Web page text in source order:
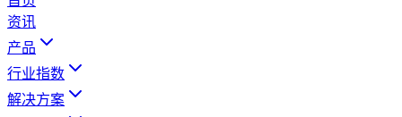
资讯
产品
行业指数
解决方案